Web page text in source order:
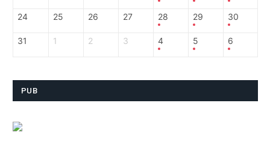
24 25 26 27 28 29 30
31 1 2 3 4 5 6
PUB